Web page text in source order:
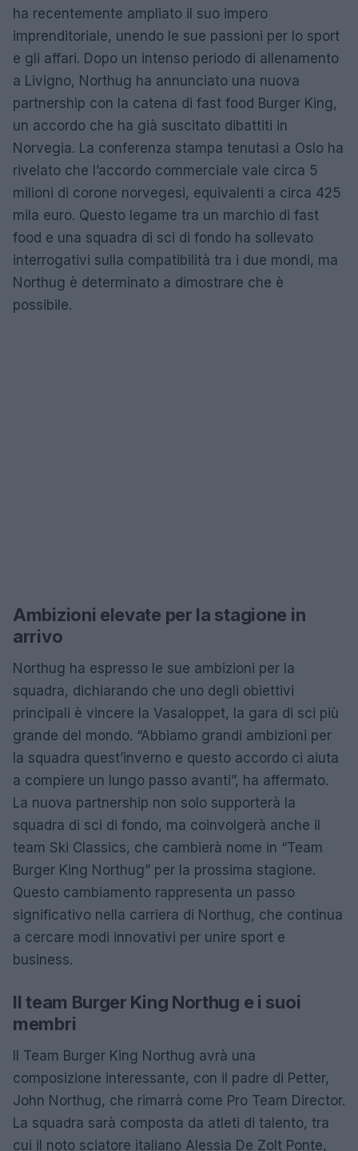
ha recentemente ampliato il suo impero
imprenditoriale, unendo le sue passioni per lo sport
e gli affari. Dopo un intenso periodo di allenamento
a Livigno, Northug ha annunciato una nuova
partnership con la catena di fast food Burger King,
un accordo che ha già suscitato dibattiti in
Norvegia. La conferenza stampa tenutasi a Oslo ha
rivelato che l’accordo commerciale vale circa 5
milioni di corone norvegesi, equivalenti a circa 425
mila euro. Questo legame tra un marchio di fast
food e una squadra di sci di fondo ha sollevato
interrogativi sulla compatibilità tra i due mondi, ma
Northug è determinato a dimostrare che è
possibile.
Ambizioni elevate per la stagione in
arrivo
Northug ha espresso le sue ambizioni per la
squadra, dichiarando che uno degli obiettivi
principali è vincere la Vasaloppet, la gara di sci più
grande del mondo. “Abbiamo grandi ambizioni per
la squadra quest’inverno e questo accordo ci aiuta
a compiere un lungo passo avanti”, ha affermato.
La nuova partnership non solo supporterà la
squadra di sci di fondo, ma coinvolgerà anche il
team Ski Classics, che cambierà nome in “Team
Burger King Northug” per la prossima stagione.
Questo cambiamento rappresenta un passo
significativo nella carriera di Northug, che continua
a cercare modi innovativi per unire sport e
business.
Il team Burger King Northug e i suoi
membri
Il Team Burger King Northug avrà una
composizione interessante, con il padre di Petter,
John Northug, che rimarrà come Pro Team Director.
La squadra sarà composta da atleti di talento, tra
cui il noto sciatore italiano Alessia De Zolt Ponte,